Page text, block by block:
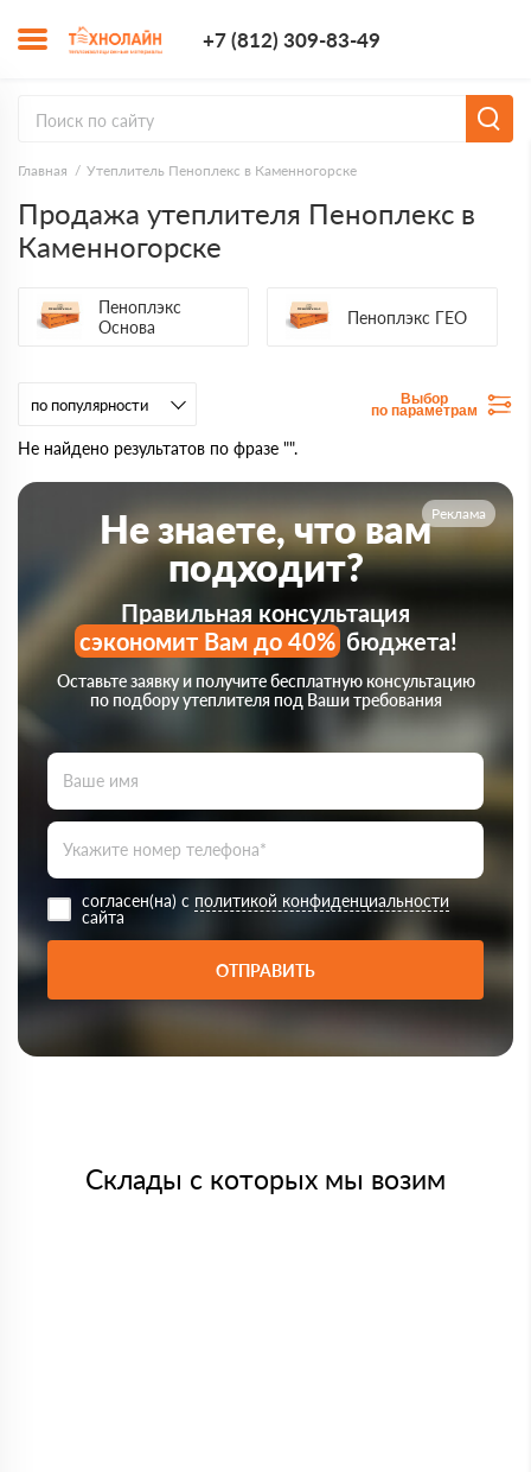
+7 (812) 309-83-49
Главная Утеплитель Пеноплекс в Каменногорске
Продажа утеплителя Пеноплекс в
Каменногорске
Пеноплэкс
Основа
Пеноплэкс ГЕО
Выбор
по параметрам
Не найдено результатов по фразе "".
Реклама
Не знаете, что вам
подходит?
Правильная консультация
сэкономит Вам до 40%бюджета!
Оставьте заявку и получите бесплатную консультацию
по подбору утеплителя под Ваши требования
согласен(на) с политикой конфиденциальности
сайта
ОТПРАВИТЬ
Склады с которых мы возим